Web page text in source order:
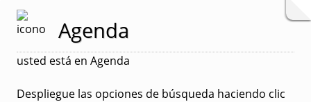
Agenda
usted está en Agenda
Despliegue las opciones de búsqueda haciendo clic